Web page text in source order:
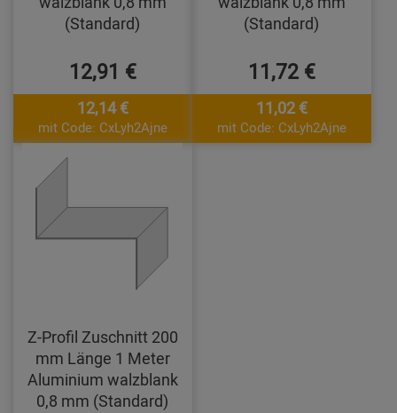
(Standard)
12,91 €
12,14 €
mit Code: CxLyh2Ajne
(Standard)
11,72 €
11,02 €
mit Code: CxLyh2Ajne
Z-Profil Zuschnitt 200
mm Länge 1 Meter
Aluminium walzblank
0,8 mm (Standard)